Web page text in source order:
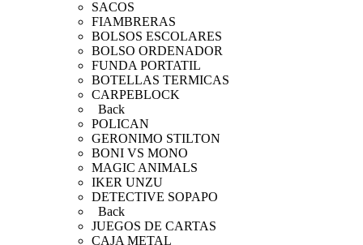
SACOS
FIAMBRERAS
BOLSOS ESCOLARES
BOLSO ORDENADOR
FUNDA PORTATIL
BOTELLAS TERMICAS
CARPEBLOCK
Back
POLICAN
GERONIMO STILTON
BONI VS MONO
MAGIC ANIMALS
IKER UNZU
DETECTIVE SOPAPO
Back
JUEGOS DE CARTAS
CAJA METAL